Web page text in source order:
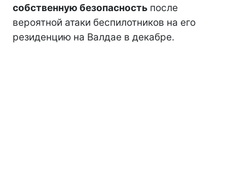
собственную безопасность после
вероятной атаки беспилотников на его
резиденцию на Валдае в декабре.